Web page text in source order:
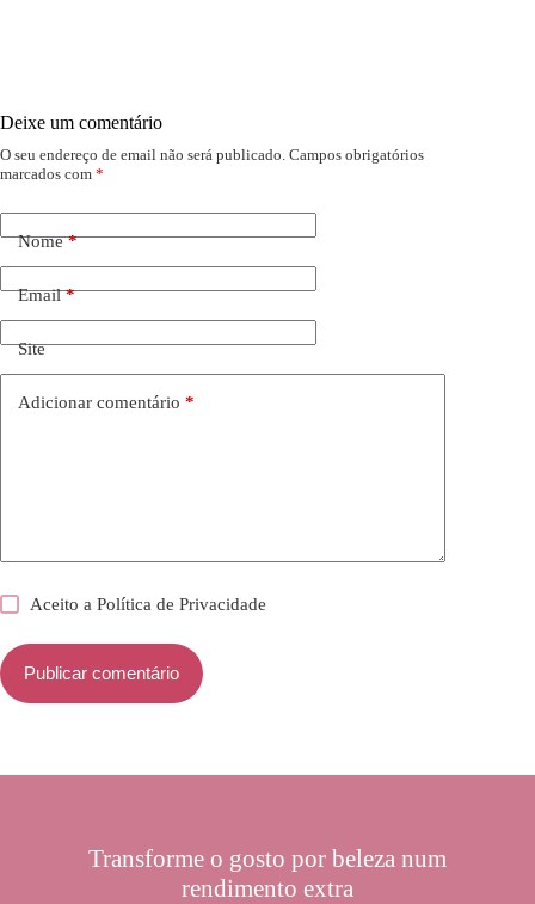
Deixe um comentário
O seu endereço de email não será publicado. Campos obrigatórios
marcados com *
Nome*
Email*
Site
Adicionar comentário *
Aceito aPolítica de Privacidade
Publicar comentário
Transforme o gosto por beleza num
rendimento extra